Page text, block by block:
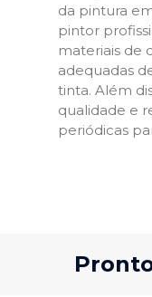
da pintura
pintor
materiais de
adequadas
tinta. Além
qualidade e
periódicas